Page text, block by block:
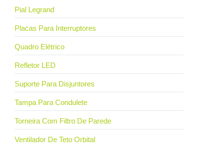
Pial Legrand
Placas Para Interruptores
Quadro Elétrico
Refletor LED
Suporte Para Disjuntores
Tampa Para Condulete
Torneira Com Filtro De Parede
Ventilador De Teto Orbital